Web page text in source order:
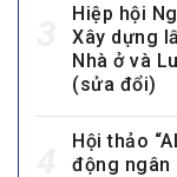
Hiệp hội
Xây dựng
Nhà ở và
(sửa đổi)
Hội thảo
động ngân